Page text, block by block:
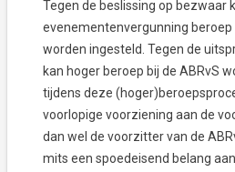
Tegen de beslissing op bezwaar
evenementenvergunning beroep
worden ingesteld. Tegen de
kan hoger beroep bij de ABRvS
tijdens deze
voorlopige voorziening aan de
dan wel de voorzitter van de
mits een spoedeisend belang